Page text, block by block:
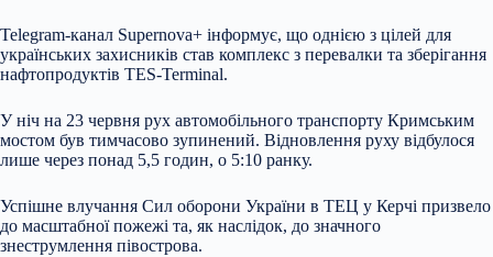
Telegram-канал Supernova+ інформує, що однією з цілей для
українських захисників став комплекс з перевалки та зберігання
нафтопродуктів TES-Terminal.
У ніч на 23 червня рух автомобільного транспорту Кримським
мостом був тимчасово зупинений. Відновлення руху відбулося
лише через понад 5,5 годин, о 5:10 ранку.
Успішне влучання Сил оборони України в ТЕЦ у Керчі призвело
до масштабної пожежі та, як наслідок, до значного
знеструмлення півострова.